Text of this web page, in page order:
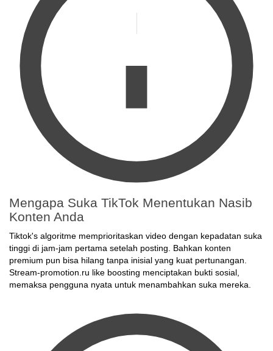
Mengapa Suka TikTok Menentukan Nasib
Konten Anda
Tiktok's algoritme memprioritaskan video dengan kepadatan suka
tinggi di jam-jam pertama setelah posting. Bahkan konten
premium pun bisa hilang tanpa inisial yang kuat pertunangan.
Stream-promotion.ru like boosting menciptakan bukti sosial,
memaksa pengguna nyata untuk menambahkan suka mereka.